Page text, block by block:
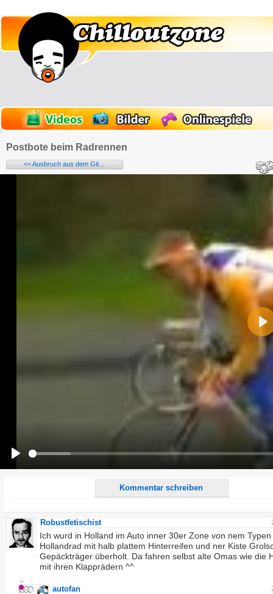
Postbote beim Radrennen
<< Ausbruch aus dem Git...
Kommentar schreiben
URLs werden automatisch umgewandelt. Bitte verwende "www." oder "http://" in URLs
Ich möchte eine E-Mail, wenn zu meinem Kommentar Antworten erscheinen.
Ich möchte eine E-Mail, wenn auf dieser Seite weitere Kommentare erscheinen.
Robustfetischist
Ich wurd in Holland im Auto inner 30er Zone von nem
Hollandrad mit halb plattem Hinterreifen und ner Kiste
Gepäckträger überholt. Da fahren selbst alte Omas wie die
mit ihren Klapprädern ^^
autofan